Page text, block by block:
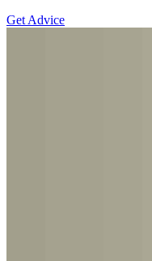
Get Advice